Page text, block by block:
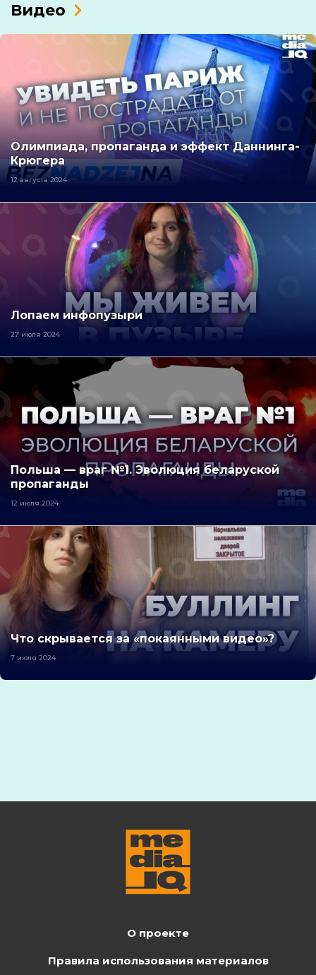
Видео
Олимпиада, пропаганда и эффект Даннинга-
Крюгера
12 августа 2024
Лопаем инфопузыри
27 июля 2024
Польша — враг №1. Эволюция беларуской
пропаганды
12 июля 2024
Что скрывается за «покаянными видео»?
7 июля 2024
О проекте
Правила использования материалов